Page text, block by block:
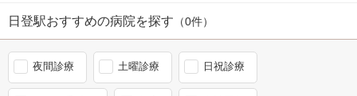
日登駅おすすめの病院を探す （0件）
夜間診療 土曜診療 日祝診療